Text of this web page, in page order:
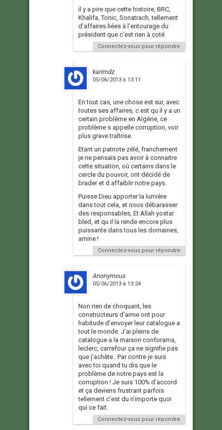
il y a pire que cette histoire, BRC,
Khalifa, Tonic, Sonatrach, tellement
d’affaires liées à l’entourage du
président que c’est rien à coté
Connectez-vous pour répondre
karimdz
05/06/2013 à 13:11
En tout cas, une chose est sur, avec
toutes ses affaires, c est qu il y a un
certain problème en Algérie, ce
problème s appelle corruption, voir
plus grave traîtrise.
Etant un patriote zélé, franchement
je ne pensais pas avoir à connaitre
cette situation, où certains dans le
cercle du pouvoir, ont décidé de
brader et d affaiblir notre pays.
Puisse Dieu apporter la lumière
dans tout cela, et nous débarasser
des responsables, Et Allah yostar
bled, et qu il la rende encore plus
puissante dans tous les domaines,
amine !
Connectez-vous pour répondre
Anonymous
05/06/2013 à 13:24
Non rien de choquant, les
constructeurs d’arme ont pour
habitude d’envoyer leur catalogue a
tout le monde. J’ai pleins de
catalogue a la maison conforama,
leclerc, carrefour ça ne signifie pas
que j’achète.. Par contre je suis
avec toi quand tu dis que le
problème de notre pays est la
corruption ! Je suis 100% d’accord
et ça deviens frustrant parfois
tellement c’est du n’importe quoi
qui ce fait.
Connectez-vous pour répondre